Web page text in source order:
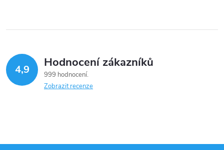
4,9 Hodnocení zákazníků
999 hodnocení
Zobrazit recenze